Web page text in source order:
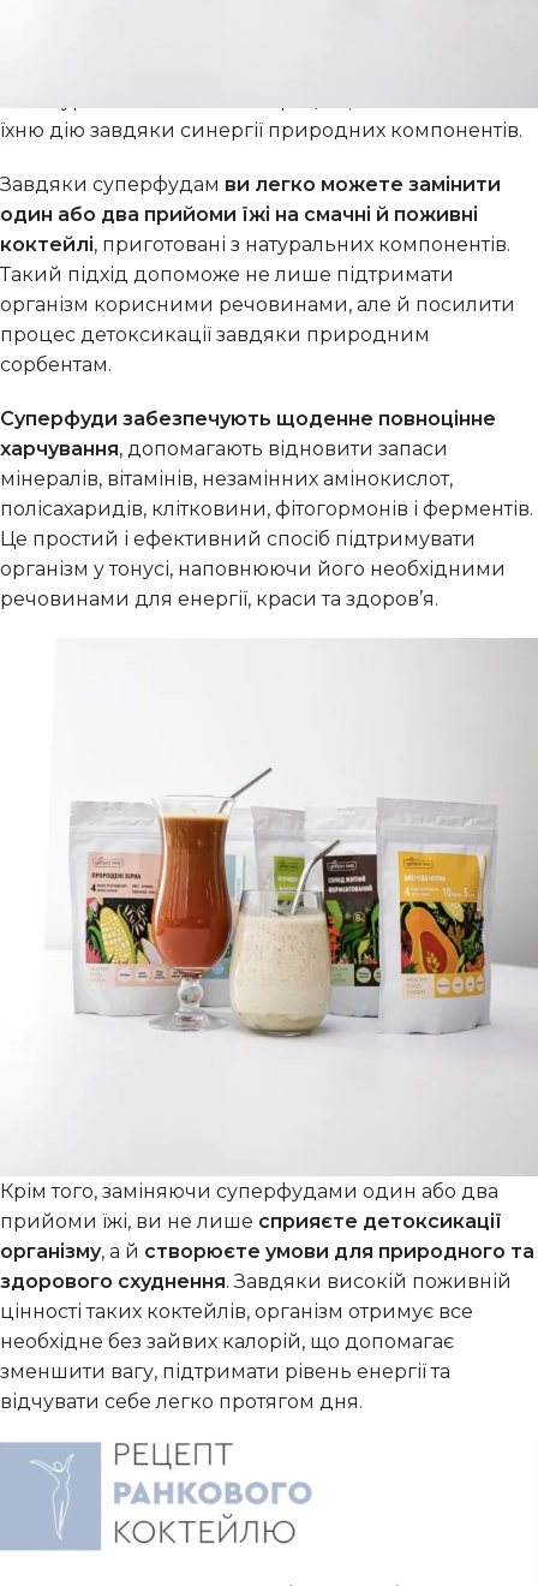
їхню дію завдяки синергії природних компонентів.
Завдяки суперфудам ви легко можете замінити
один або два прийоми їжі на смачні й поживні
коктейлі, приготовані з натуральних компонентів.
Такий підхід допоможе не лише підтримати
організм корисними речовинами, але й посилити
процес детоксикації завдяки природним
сорбентам.
Суперфуди забезпечують щоденне повноцінне
харчування, допомагають відновити запаси
мінералів, вітамінів, незамінних амінокислот,
полісахаридів, клітковини, фітогормонів і ферментів.
Це простий і ефективний спосіб підтримувати
організм у тонусі, наповнюючи його необхідними
речовинами для енергії, краси та здоров’я.
Крім того, заміняючи суперфудами один або два
прийоми їжі, ви не лише сприяєте детоксикації
організму, а й створюєте умови для природного та
здорового схуднення. Завдяки високій поживній
цінності таких коктейлів, організм отримує все
необхідне без зайвих калорій, що допомагає
зменшити вагу, підтримати рівень енергії та
відчувати себе легко протягом дня.